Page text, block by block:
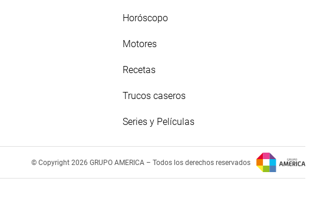
Horóscopo
Motores
Recetas
Trucos caseros
Series y Películas
© Copyright 2026 GRUPO AMERICA – Todos los derechos reservados